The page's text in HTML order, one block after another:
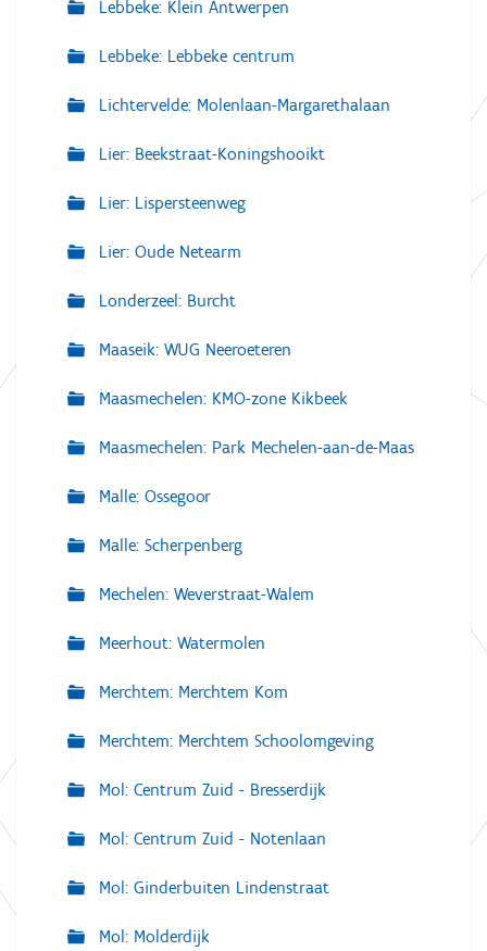
Lebbeke: Klein Antwerpen
Lebbeke: Lebbeke centrum
Lichtervelde: Molenlaan-Margarethalaan
Lier: Beekstraat-Koningshooikt
Lier: Lispersteenweg
Lier: Oude Netearm
Londerzeel: Burcht
Maaseik: WUG Neeroeteren
Maasmechelen: KMO-zone Kikbeek
Maasmechelen: Park Mechelen-aan-de-Maas
Malle: Ossegoor
Malle: Scherpenberg
Mechelen: Weverstraat-Walem
Meerhout: Watermolen
Merchtem: Merchtem Kom
Merchtem: Merchtem Schoolomgeving
Mol: Centrum Zuid - Bresserdijk
Mol: Centrum Zuid - Notenlaan
Mol: Ginderbuiten Lindenstraat
Mol: Molderdijk